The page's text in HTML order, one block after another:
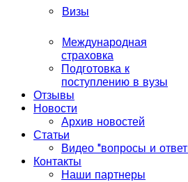
Визы
Международная
страховка
Подготовка к
поступлению в вузы
Отзывы
Новости
Архив новостей
Статьи
Видео "вопросы и
Контакты
Наши партнеры